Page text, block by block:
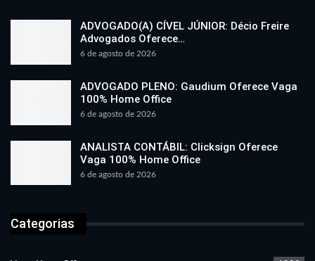
ADVOGADO(A) CÍVEL JÚNIOR: Décio Freire
Advogados Oferece…
6 de agosto de 2026
ADVOGADO PLENO: Gaudium Oferece Vaga
100% Home Office
6 de agosto de 2026
ANALISTA CONTÁBIL: Clicksign Oferece
Vaga 100% Home Office
6 de agosto de 2026
Categorias